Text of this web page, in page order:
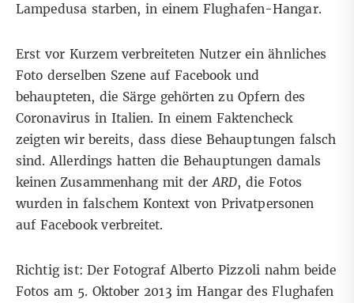
Lampedusa starben, in einem Flughafen-Hangar.
Erst vor Kurzem verbreiteten Nutzer ein ähnliches
Foto derselben Szene auf Facebook und
behaupteten, die Särge gehörten zu Opfern des
Coronavirus in Italien. In einemFaktencheck
zeigten wir bereits, dass diese Behauptungen falsch
sind. Allerdings hatten die Behauptungen damals
keinen Zusammenhang mit derARD, die Fotos
wurden in falschem Kontext von Privatpersonen
auf Facebook verbreitet.
Richtig ist: Der Fotograf Alberto Pizzoli nahm beide
Fotos am 5. Oktober 2013 im Hangar des Flughafen